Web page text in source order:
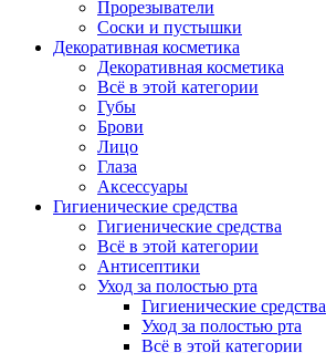
Прорезыватели
Соски и пустышки
Декоративная косметика
Декоративная косметика
Всё в этой категории
Губы
Брови
Лицо
Глаза
Аксессуары
Гигиенические средства
Гигиенические средства
Всё в этой категории
Антисептики
Уход за полостью рта
Гигиенические средства
Уход за полостью рта
Всё в этой категории